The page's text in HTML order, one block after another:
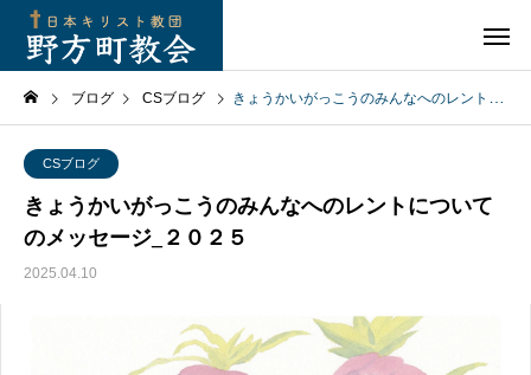
ブログ CSブログ きょうかいがっこうのみんなへのレントについてのメッセージ_２０２５
CSブログ
きょうかいがっこうのみんなへのレントについて
のメッセージ_２０２５
2025.04.10